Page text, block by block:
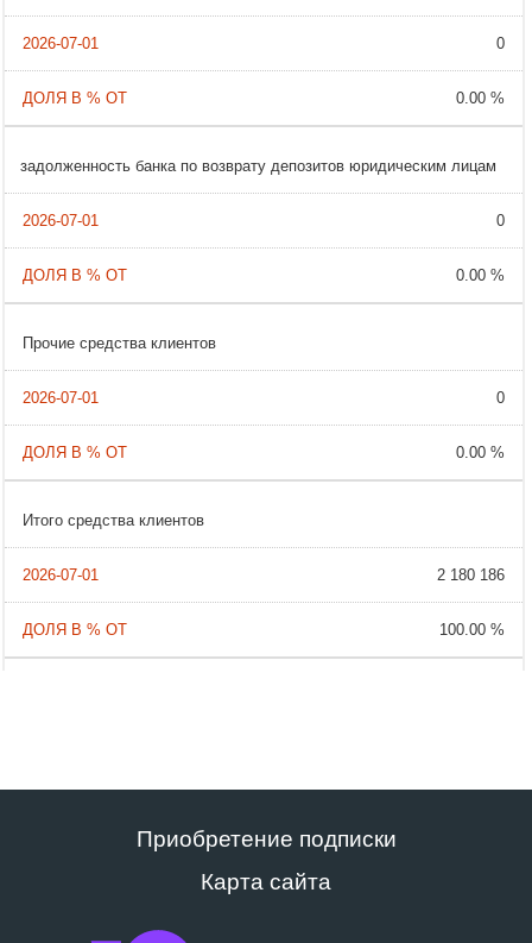
0
0.00 %
задолженность банка по возврату депозитов юридическим лицам
0
0.00 %
Прочие средства клиентов
0
0.00 %
Итого средства клиентов
2 180 186
100.00 %
Приобретение подписки
Карта сайта